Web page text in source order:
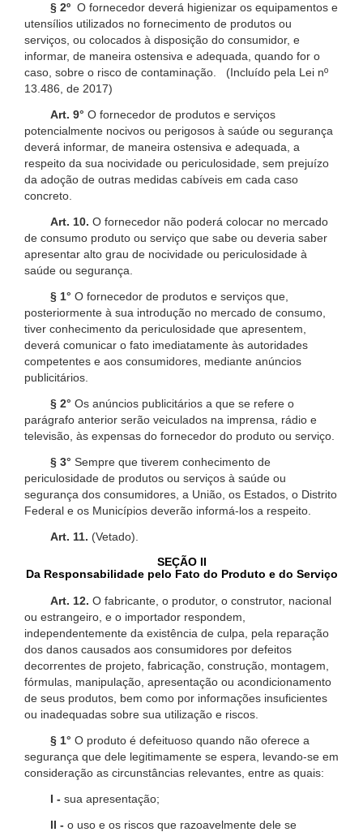
§ 2º O fornecedor deverá higienizar os equipamentos e
utensílios utilizados no fornecimento de produtos ou
serviços, ou colocados à disposição do consumidor, e
informar, de maneira ostensiva e adequada, quando for o
caso, sobre o risco de contaminação. (Incluído pela Lei nº
13.486, de 2017)
Art. 9° O fornecedor de produtos e serviços
potencialmente nocivos ou perigosos à saúde ou segurança
deverá informar, de maneira ostensiva e adequada, a
respeito da sua nocividade ou periculosidade, sem prejuízo
da adoção de outras medidas cabíveis em cada caso
concreto.
Art. 10. O fornecedor não poderá colocar no mercado
de consumo produto ou serviço que sabe ou deveria saber
apresentar alto grau de nocividade ou periculosidade à
saúde ou segurança.
§ 1° O fornecedor de produtos e serviços que,
posteriormente à sua introdução no mercado de consumo,
tiver conhecimento da periculosidade que apresentem,
deverá comunicar o fato imediatamente às autoridades
competentes e aos consumidores, mediante anúncios
publicitários.
§ 2° Os anúncios publicitários a que se refere o
parágrafo anterior serão veiculados na imprensa, rádio e
televisão, às expensas do fornecedor do produto ou serviço.
§ 3° Sempre que tiverem conhecimento de
periculosidade de produtos ou serviços à saúde ou
segurança dos consumidores, a União, os Estados, o Distrito
Federal e os Municípios deverão informá-los a respeito.
Art. 11. (Vetado).
SEÇÃO II
Da Responsabilidade pelo Fato do Produto e do Serviço
Art. 12. O fabricante, o produtor, o construtor, nacional
ou estrangeiro, e o importador respondem,
independentemente da existência de culpa, pela reparação
dos danos causados aos consumidores por defeitos
decorrentes de projeto, fabricação, construção, montagem,
fórmulas, manipulação, apresentação ou acondicionamento
de seus produtos, bem como por informações insuficientes
ou inadequadas sobre sua utilização e riscos.
§ 1° O produto é defeituoso quando não oferece a
segurança que dele legitimamente se espera, levando-se em
consideração as circunstâncias relevantes, entre as quais:
I - sua apresentação;
II - o uso e os riscos que razoavelmente dele se